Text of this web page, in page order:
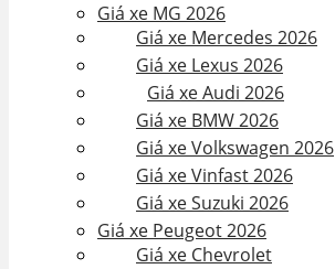
Giá xe MG 2026
Giá xe Mercedes 2026
Giá xe Lexus 2026
Giá xe Audi 2026
Giá xe BMW 2026
Giá xe Volkswagen 2026
Giá xe Vinfast 2026
Giá xe Suzuki 2026
Giá xe Peugeot 2026
Giá xe Chevrolet